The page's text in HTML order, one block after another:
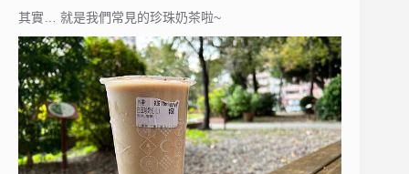
其實… 就是我們常見的珍珠奶茶啦~